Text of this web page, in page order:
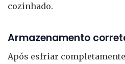
cozinhado.
Armazenamento
Após esfriar